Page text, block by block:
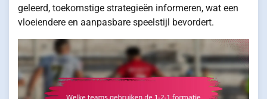
geleerd, toekomstige strategieën informeren, wat een
vloeiendere en aanpasbare speelstijl bevordert.